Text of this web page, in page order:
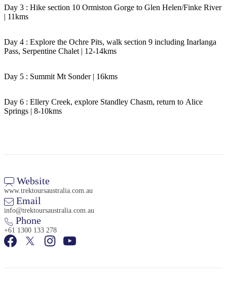
Day 3 : Hike section 10 Ormiston Gorge to Glen Helen/Finke River
| 11kms
Day 4 : Explore the Ochre Pits, walk section 9 including Inarlanga
Pass, Serpentine Chalet | 12-14kms
Day 5 : Summit Mt Sonder | 16kms
Day 6 : Ellery Creek, explore Standley Chasm, return to Alice
Springs | 8-10kms
Website
www.trektoursaustralia.com.au
Email
info@trektoursaustralia.com.au
Phone
+61 1300 133 278